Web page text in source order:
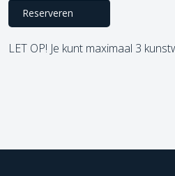
Reserveren
LET OP! Je kunt maximaal 3